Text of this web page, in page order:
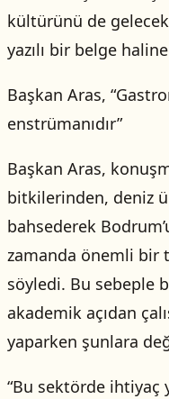
kültürünü de gelecek
yazılı bir belge
Başkan Aras,
enstrümanıdır”
Başkan Aras,
bitkilerinden, deniz
bahsederek
zamanda önemli bir
söyledi. Bu sebeple
akademik açıdan
yaparken şunlara
“Bu sektörde ihtiyaç